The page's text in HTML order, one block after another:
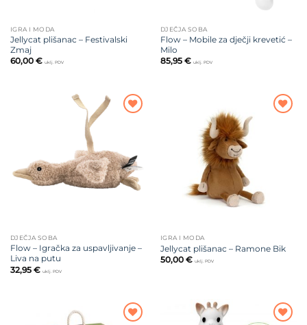
IGRA I MODA
Jellycat plišanac – Festivalski
Zmaj
60,00 € uklj. PDV
DJEČJA SOBA
Flow – Mobile za dječji krevetić –
Milo
85,95 € uklj. PDV
DJEČJA SOBA
Flow – Igračka za uspavljivanje –
Liva na putu
32,95 € uklj. PDV
IGRA I MODA
Jellycat plišanac – Ramone Bik
50,00 € uklj. PDV